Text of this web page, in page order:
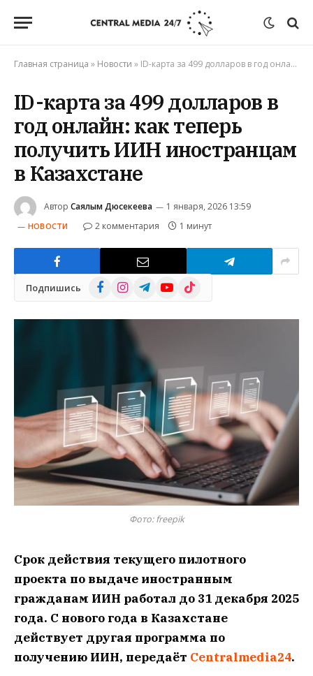
Главная страница » Новости » ID-карта за 499 долларов в год онлайн: как теперь получить ИИН иностранцам в Казахстане
ID-карта за 499 долларов в
год онлайн: как теперь
получить ИИН иностранцам
в Казахстане
Автор Саялым Дюсекеева 1 января, 2026 13:59
НОВОСТИ 2 комментария 1 минут
Подпишись FacebookInstagramTelegramYouTube
TikTok
Фото: freepik
Срок действия текущего пилотного
проекта по выдаче иностранным
гражданам ИИН работал до 31 декабря 2025
года. С нового года в Казахстане
действует другая программа по
получению ИИН, передаёт Centralmedia24.